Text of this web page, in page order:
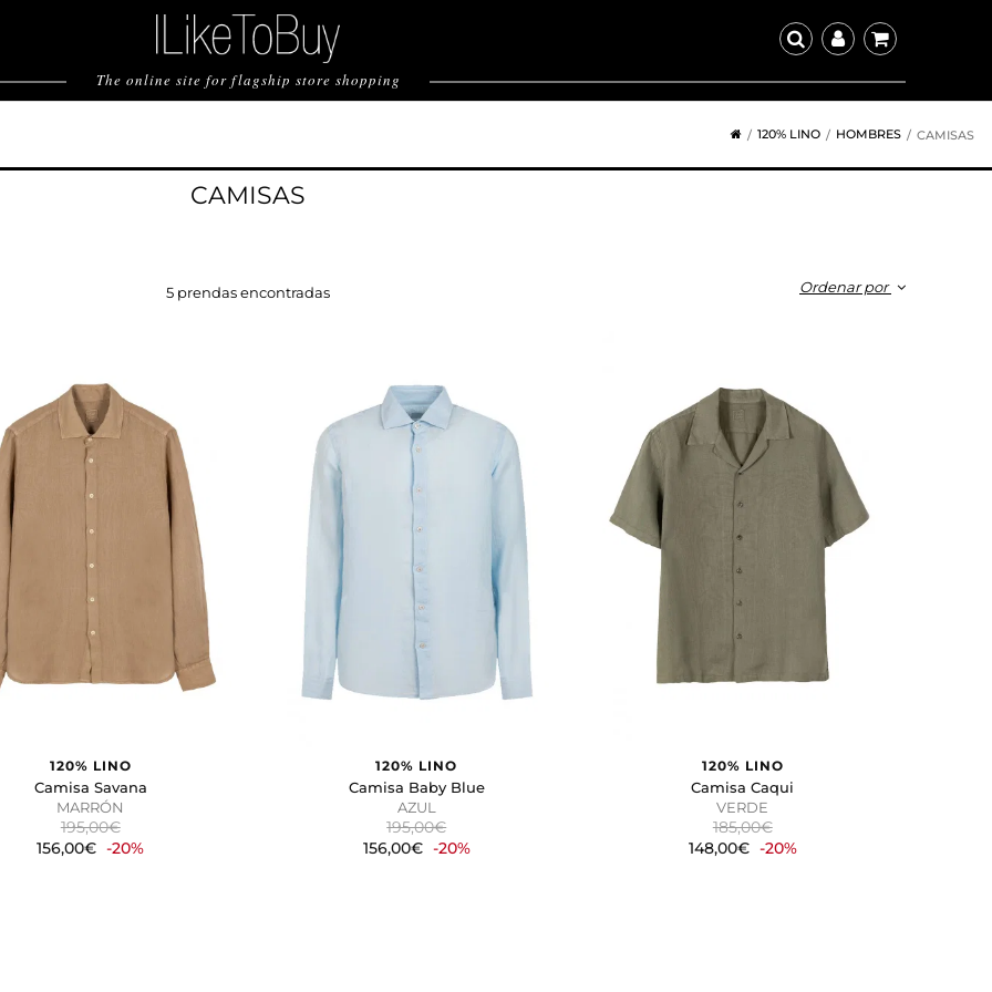
The online site for flagship store shopping
120% LINO HOMBRES CAMISAS
CAMISAS
5 prendas encontradas Ordenar por
120% LINO
Camisa Savana
MARRÓN
195,00€
156,00€ -20%
120% LINO
Camisa Baby Blue
AZUL
195,00€
156,00€ -20%
120% LINO
Camisa Caqui
VERDE
185,00€
148,00€ -20%